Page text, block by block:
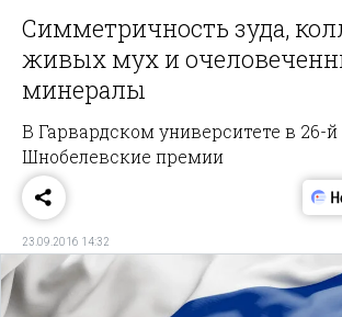
Симметричность зуда,
живых мух и
минералы
В Гарвардском университете в 26-
Шнобелевские премии
23.09.2016 14:32